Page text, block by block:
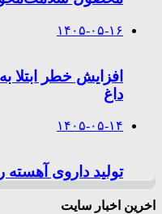
۱۴۰۵-۰۵-۱۶
افزایش خطر
داغ
۱۴۰۵-۰۵-۱۴
تولید داروی
اخرین اخبار سایت